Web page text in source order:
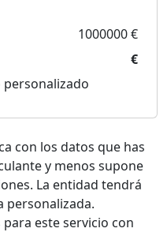
1000000 €
€
con los datos que has
y menos supone
La entidad tendrá
personalizada.
este servicio con